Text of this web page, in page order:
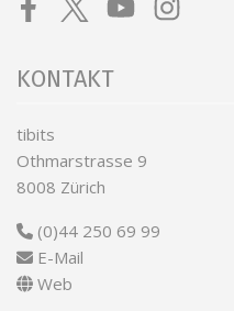
FacebookTwitterYoutubeInstagram
KONTAKT
tibits
Othmarstrasse 9
8008 Zürich
(0)44 250 69 99
E-Mail
Web